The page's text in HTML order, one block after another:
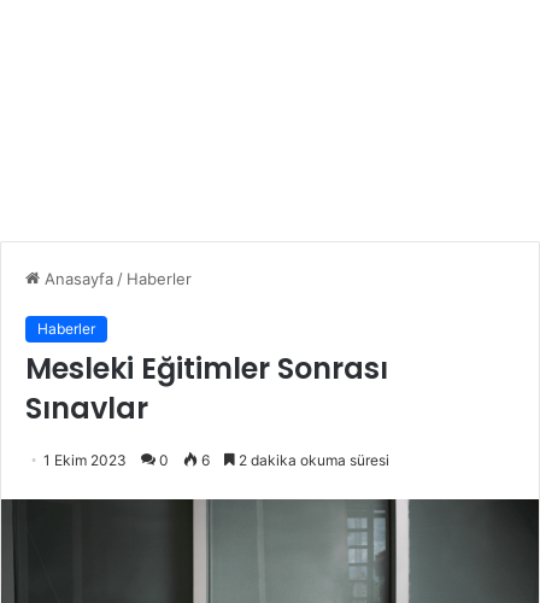
Anasayfa / Haberler
Haberler
Mesleki Eğitimler Sonrası
Sınavlar
1 Ekim 2023 0 6 2 dakika okuma süresi